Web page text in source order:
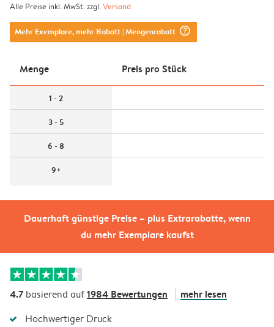
Dauerhaft günstige Preise – plus Extrarabatte, wenn
du mehr Exemplare kaufst
Alle Preise inkl. MwSt. zzgl.Versand
Mehr Exemplare, mehr Rabatt| Mengenrabatt question_mark_circle
Menge Preis pro Stück
1 - 2
3 - 5
6 - 8
9+
4.7 basierend auf1984 Bewertungen mehr lesen
Hochwertiger Druck